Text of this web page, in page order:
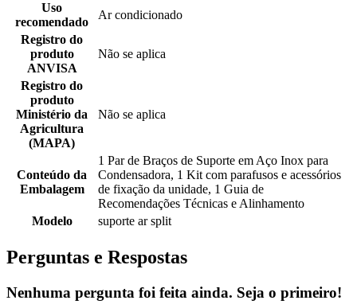
Uso
recomendado
Ar condicionado
Registro do
produto
ANVISA
Não se aplica
Registro do
produto
Ministério da
Agricultura
(MAPA)
Não se aplica
Conteúdo da
Embalagem
1 Par de Braços de Suporte em Aço Inox para
Condensadora, 1 Kit com parafusos e acessórios
de fixação da unidade, 1 Guia de
Recomendações Técnicas e Alinhamento
Modelo
suporte ar split
Perguntas e Respostas
Nenhuma pergunta foi feita ainda. Seja o primeiro!